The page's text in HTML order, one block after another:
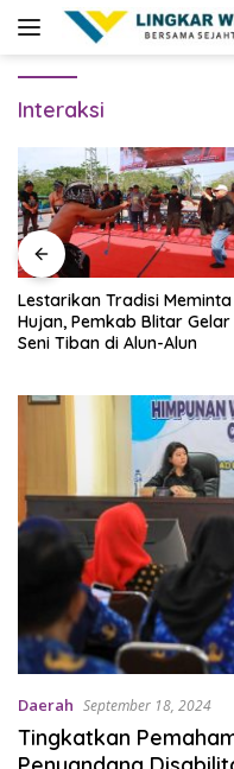
Interaksi
Lestarikan Tradisi Meminta
Hujan, Pemkab Blitar Gelar
Seni Tiban di Alun-Alun
Daerah September 18, 2024
Tingkatkan